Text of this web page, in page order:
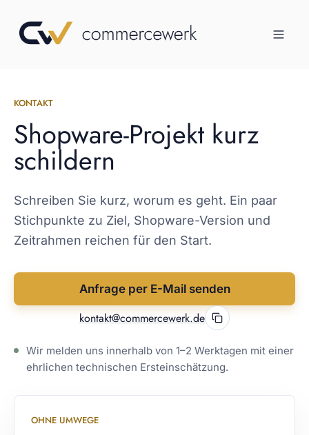
KONTAKT
Shopware-Projekt kurz
schildern
Schreiben Sie kurz, worum es geht. Ein paar
Stichpunkte zu Ziel, Shopware-Version und
Zeitrahmen reichen für den Start.
Anfrage per E-Mail senden
kontakt@commercewerk.de
Wir melden uns innerhalb von 1–2 Werktagen mit einer
ehrlichen technischen Ersteinschätzung.
OHNE UMWEGE